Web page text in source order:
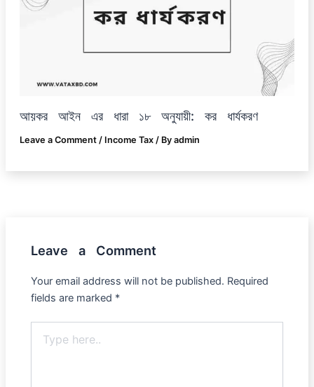
আয়কর আইন এর ধারা ১৮ অনুযায়ী: কর ধার্যকরণ
Leave a Comment / Income Tax/ By admin
Leave a Comment
Your email address will not be published. Required
fields are marked *
here..